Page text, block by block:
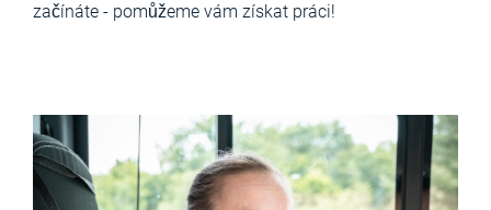
začínáte - pomůžeme vám získat práci!